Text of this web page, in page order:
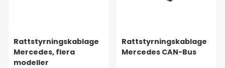
Rattstyrningskablage
Mercedes, flera
modeller
Rattstyrningskablage
Mercedes CAN-Bus